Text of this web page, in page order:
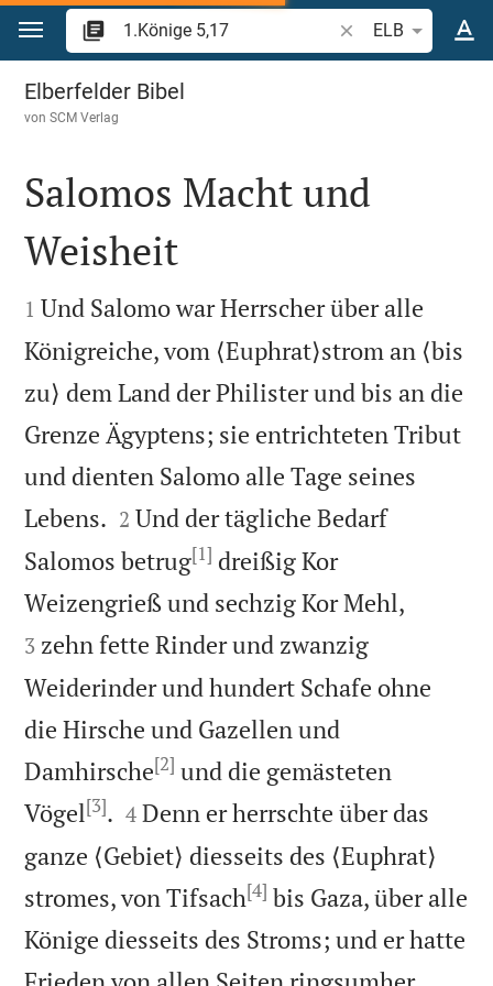
Zum Inhalt springen
Bibelstelle oder
ELB
1.Könige 5
Elberfelder Bibel
vonSCM Verlag

Salomos Macht und
Weisheit

1 Und Salomo war Herrscher über alle
Königreiche, vom ⟨Euphrat⟩strom an ⟨bis
zu⟩ dem Land der Philister und bis an die
Grenze Ägyptens; sie entrichteten Tribut
und dienten Salomo alle Tage seines
Lebens. 

2 Und der tägliche Bedarf
Salomos betrug[1] dreißig Kor
Weizengrieß und sechzig Kor Mehl,
3 zehn fette Rinder und zwanzig
Weiderinder und hundert Schafe ohne
die Hirsche und Gazellen und
Damhirsche[2] und die gemästeten
Vögel[3]. 

4 Denn er herrschte über das
ganze ⟨Gebiet⟩ diesseits des ⟨Euphrat⟩
stromes, von Tifsach[4] bis Gaza, über alle
Könige diesseits des Stroms; und er hatte